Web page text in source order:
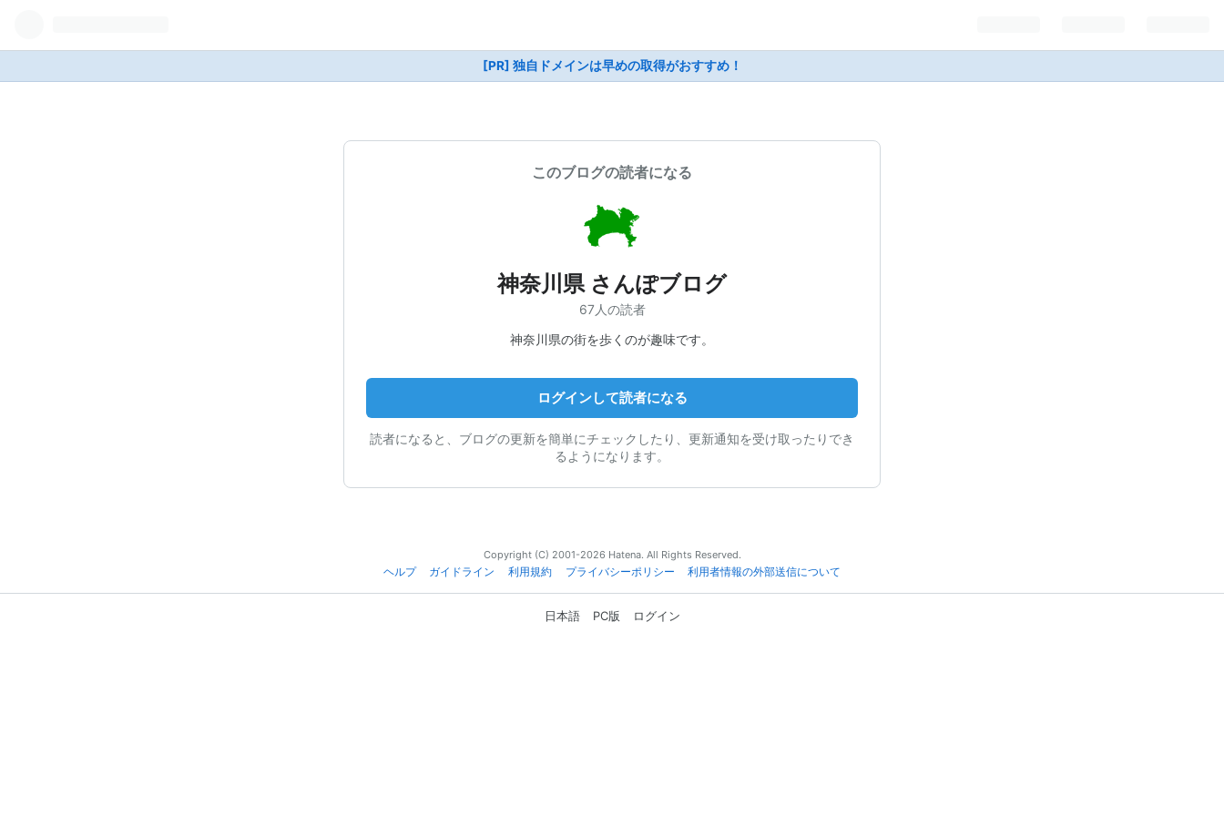
[PR] 独自ドメインは早めの取得がおすすめ！
このブログの読者になる
神奈川県 さんぽブログ
67人の読者
神奈川県の街を歩くのが趣味です。
ログインして読者になる
読者になると、ブログの更新を簡単にチェックしたり、更新通知を受け取ったりでき
るようになります。
Copyright (C) 2001-2026 Hatena. All Rights Reserved.
ヘルプ
ガイドライン 利用規約 プライバシーポリシー 利用者情報の外部送信について
日本語 PC版 ログイン